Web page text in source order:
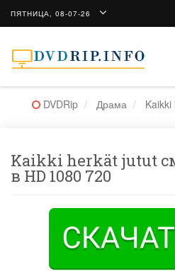
ПЯТНИЦА, 08-07-26
DVDRip Драма
Kaikki herkät jutut
в HD 1080 720